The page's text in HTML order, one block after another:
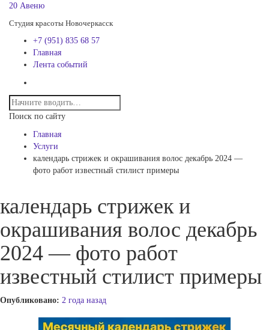
20 Авеню
Студия красоты Новочеркасск
+7 (951) 835 68 57
Главная
Лента событий
Поиск по сайту
Главная
Услуги
календарь стрижек и окрашивания волос декабрь 2024 —
фото работ известный стилист примеры
календарь стрижек и
окрашивания волос декабрь
2024 — фото работ
известный стилист примеры
Опубликовано: 2 года назад